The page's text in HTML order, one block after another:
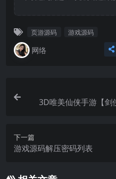
页游源码 游戏源码
网络
3D唯美仙侠手游【剑
下一篇
游戏源码解压密码列表